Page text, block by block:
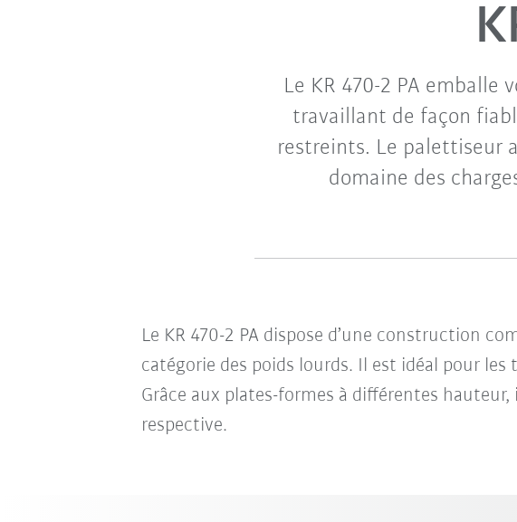
Le KR 470-2 PA emballe
travaillant de façon
restreints. Le palettiseur
domaine des
Le KR 470-2 PA dispose d’une construction
catégorie des poids lourds. Il est idéal pour
Grâce aux plates-formes à différentes
respective.